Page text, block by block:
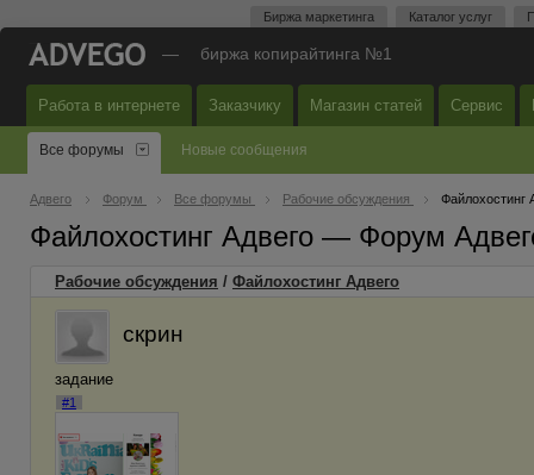
Биржа маркетинга Каталог услуг
— биржа копирайтинга №1
Работа в интернете Заказчику Магазин статей Сервис
Все форумы Новые сообщения
Адвего Форум Все форумы Рабочие обсуждения Файлохостинг
Файлохостинг Адвего — Форум
Рабочие обсуждения / Файлохостинг Адвего
скрин
задание
#1